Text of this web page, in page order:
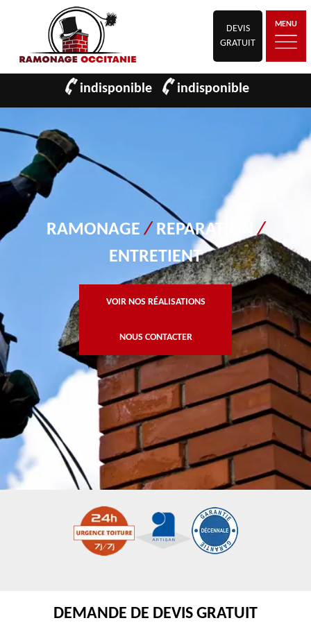
DEVIS
GRATUIT
MENU
indisponible indisponible
RAMONAGE/ REPARATION/
ENTRETIENT
VOIR NOS RÉALISATIONS
NOUS CONTACTER
DEMANDE DE DEVIS GRATUIT